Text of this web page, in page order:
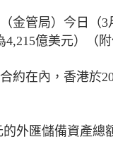
金管局）今日（
4,215億美元）（
約在內，香港於
的外匯儲備資產總